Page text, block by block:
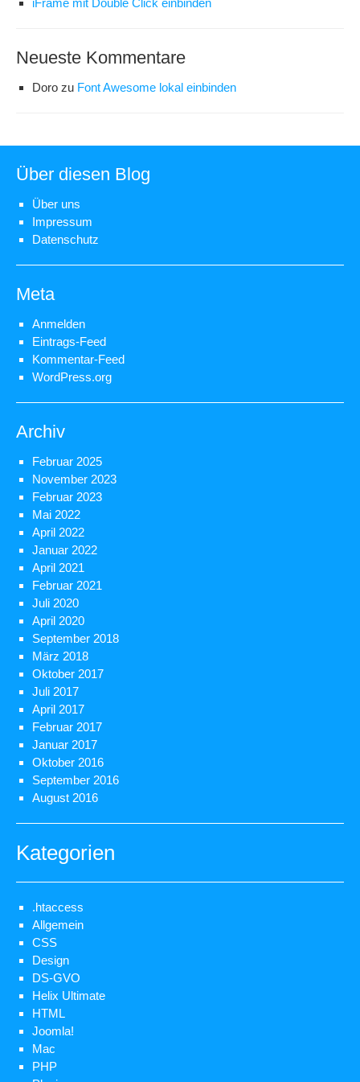
iFrame mit Double Click einbinden
Neueste Kommentare
Doro zu Font Awesome lokal einbinden
Über diesen Blog
Über uns
Impressum
Datenschutz
Meta
Anmelden
Eintrags-Feed
Kommentar-Feed
WordPress.org
Archiv
Februar 2025
November 2023
Februar 2023
Mai 2022
April 2022
Januar 2022
April 2021
Februar 2021
Juli 2020
April 2020
September 2018
März 2018
Oktober 2017
Juli 2017
April 2017
Februar 2017
Januar 2017
Oktober 2016
September 2016
August 2016
Kategorien
.htaccess
Allgemein
CSS
Design
DS-GVO
Helix Ultimate
HTML
Joomla!
Mac
PHP